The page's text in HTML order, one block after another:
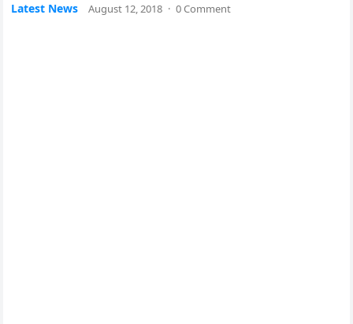
Latest News August 12, 2018 · 0 Comment